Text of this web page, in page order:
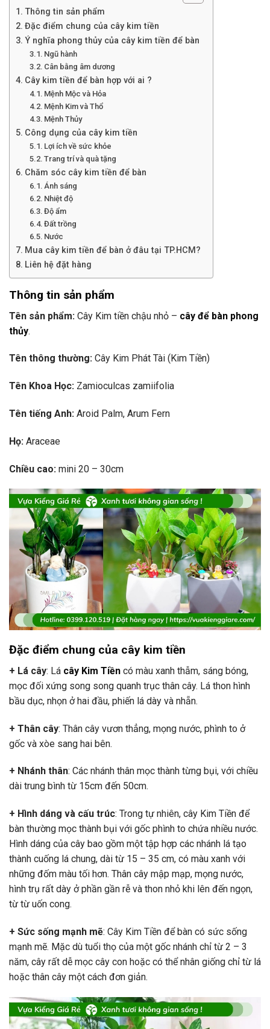
Thông tin sản phẩm
Đặc điểm chung của cây kim tiền
Ý nghĩa phong thủy của cây kim tiền để bàn
Ngũ hành
Cân bằng âm dương
Cây kim tiền để bàn hợp với ai ?
Mệnh Mộc và Hỏa
Mệnh Kim và Thổ
Mệnh Thủy
Công dụng của cây kim tiền
Lợi ích về sức khỏe
Trang trí và quà tặng
Chăm sóc cây kim tiền để bàn
Ánh sáng
Nhiệt độ
Độ ẩm
Đất trồng
Nước
Mua cây kim tiền để bàn ở đâu tại TP.HCM?
Liên hệ đặt hàng
Thông tin sản phẩm
Tên sản phẩm: Cây Kim tiền chậu nhỏ – cây để bàn phong
thủy.
Tên thông thường: Cây Kim Phát Tài (Kim Tiền)
Tên Khoa Học: Zamioculcas zamiifolia
Tên tiếng Anh: Aroid Palm, Arum Fern
Họ: Araceae
Chiều cao: mini 20 – 30cm
Đặc điểm chung của cây kim tiền
+ Lá cây: Lá cây Kim Tiền có màu xanh thẫm, sáng bóng,
mọc đối xứng song song quanh trục thân cây. Lá thon hình
bầu dục, nhọn ở hai đầu, phiến lá dày và nhẵn.
+ Thân cây: Thân cây vươn thẳng, mọng nước, phình to ở
gốc và xòe sang hai bên.
+ Nhánh thân: Các nhánh thân mọc thành từng bụi, với chiều
dài trung bình từ 15cm đến 50cm.
+ Hình dáng và cấu trúc: Trong tự nhiên, cây Kim Tiền để
bàn thường mọc thành bụi với gốc phình to chứa nhiều nước.
Hình dáng của cây bao gồm một tập hợp các nhánh lá tạo
thành cuống lá chung, dài từ 15 – 35 cm, có màu xanh với
những đốm màu tối hơn. Thân cây mập mạp, mọng nước,
hình trụ rất dày ở phần gần rễ và thon nhỏ khi lên đến ngọn,
từ từ uốn cong.
+ Sức sống mạnh mẽ: Cây Kim Tiền để bàn có sức sống
mạnh mẽ. Mặc dù tuổi thọ của một gốc nhánh chỉ từ 2 – 3
năm, cây rất dễ mọc cây con hoặc có thể nhân giống chỉ từ lá
hoặc thân cây một cách đơn giản.